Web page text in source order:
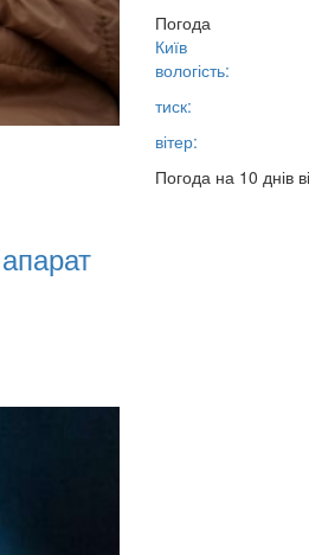
02.02.2026
02.02.2026
Oleksii Abasov:
Погода
Київ
вологість:
тиск:
вітер:
Погода на 10 днів